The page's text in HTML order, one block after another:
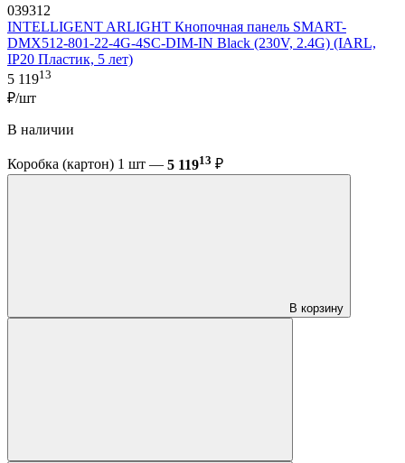
039312
INTELLIGENT ARLIGHT Кнопочная панель SMART-
DMX512-801-22-4G-4SC-DIM-IN Black (230V, 2.4G) (IARL,
IP20 Пластик, 5 лет)
5 11913
₽/шт
В наличии
Коробка (картон) 1 шт — 5 11913 ₽
В корзину